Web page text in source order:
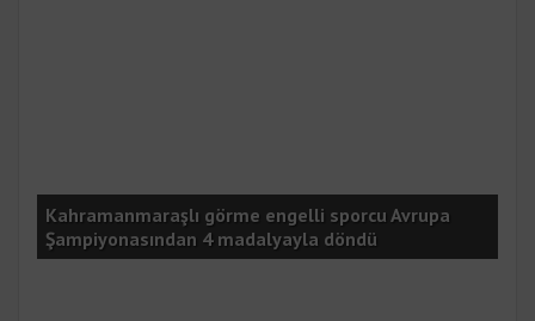
Kahramanmaraşlı görme engelli sporcu Avrupa
Şampiyonasından 4 madalyayla döndü